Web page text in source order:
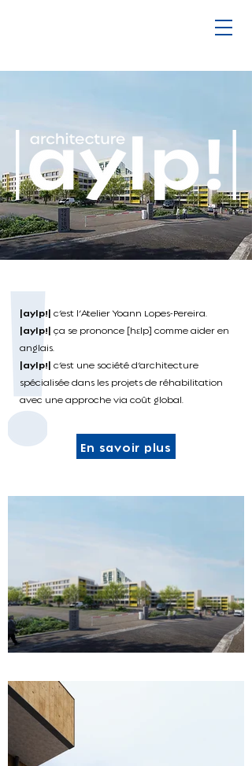
|aylp!| c’est l’Atelier Yoann Lopes-Pereira.
|aylp!| ça se prononce [hεlp] comme aider en
anglais.
|aylp!| c’est une société d’architecture
spécialisée dans les projets de réhabilitation
avec une approche via coût global.
En savoir plus